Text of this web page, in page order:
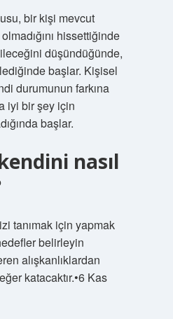
bir kişi mevcut
hissettiğinde
düşündüğünde,
başlar. Kişisel
durumunun farkına
iyi bir şey için
başlar.
nasıl
tanımak için yapmak
belirleyin
alışkanlıklardan
katacaktır.•6 Kas